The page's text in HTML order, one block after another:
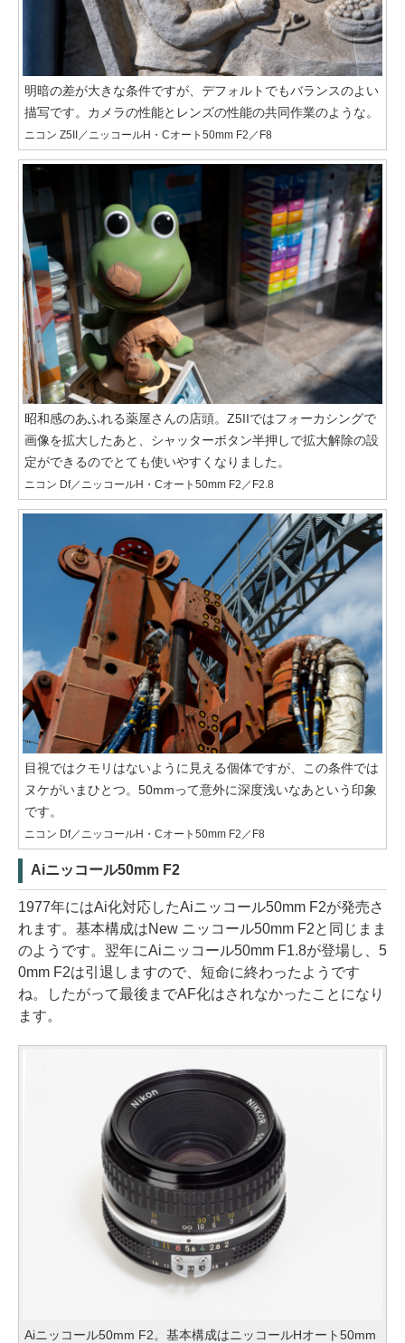
明暗の差が大きな条件ですが、デフォルトでもバランスのよい
描写です。カメラの性能とレンズの性能の共同作業のような。
ニコン Z5II／ニッコールH・Cオート50mm F2／F8
昭和感のあふれる薬屋さんの店頭。Z5IIではフォーカシングで
画像を拡大したあと、シャッターボタン半押しで拡大解除の設
定ができるのでとても使いやすくなりました。
ニコン Df／ニッコールH・Cオート50mm F2／F2.8
目視ではクモリはないように見える個体ですが、この条件では
ヌケがいまひとつ。50mmって意外に深度浅いなあという印象
です。
ニコン Df／ニッコールH・Cオート50mm F2／F8
Aiニッコール50mm F2
1977年にはAi化対応したAiニッコール50mm F2が発売さ
れます。基本構成はNew ニッコール50mm F2と同じまま
のようです。翌年にAiニッコール50mm F1.8が登場し、5
0mm F2は引退しますので、短命に終わったようです
ね。したがって最後までAF化はされなかったことになり
ます。
Aiニッコール50mm F2。基本構成はニッコールHオート50mm